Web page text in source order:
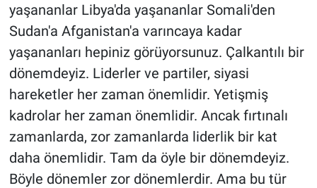
yaşananlar Libya'da yaşananlar Somali'den
Sudan'a Afganistan'a varıncaya kadar
yaşananları hepiniz görüyorsunuz. Çalkantılı bir
dönemdeyiz. Liderler ve partiler, siyasi
hareketler her zaman önemlidir. Yetişmiş
kadrolar her zaman önemlidir. Ancak fırtınalı
zamanlarda, zor zamanlarda liderlik bir kat
daha önemlidir. Tam da öyle bir dönemdeyiz.
Böyle dönemler zor dönemlerdir. Ama bu tür